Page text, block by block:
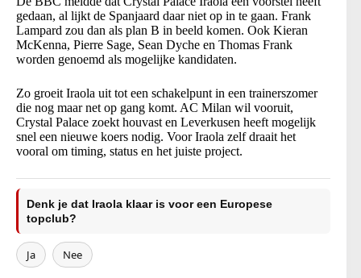
gedaan, al lijkt de Spanjaard daar niet op in te gaan. Frank
Lampard zou dan als plan B in beeld komen. Ook Kieran
McKenna, Pierre Sage, Sean Dyche en Thomas Frank
worden genoemd als mogelijke kandidaten.
Zo groeit Iraola uit tot een schakelpunt in een trainerszomer
die nog maar net op gang komt. AC Milan wil vooruit,
Crystal Palace zoekt houvast en Leverkusen heeft mogelijk
snel een nieuwe koers nodig. Voor Iraola zelf draait het
vooral om timing, status en het juiste project.
Denk je dat Iraola klaar is voor een Europese
topclub?
Ja Nee